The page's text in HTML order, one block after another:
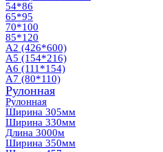
54*86
65*95
70*100
85*120
А2 (426*600)
А5 (154*216)
А6 (111*154)
А7 (80*110)
Рулонная
Рулонная
Ширина 305мм
Ширина 330мм
Длина 3000м
Ширина 350мм